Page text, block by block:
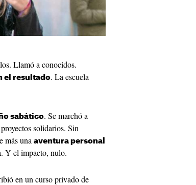
Llamó a conocidos.
el resultado. La escuela
sabático. Se marchó a
solidarios. Sin
más una aventura personal
Y el impacto, nulo.
en un curso privado de